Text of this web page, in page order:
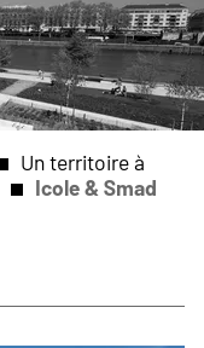
Un territoire à
Icole & Smad